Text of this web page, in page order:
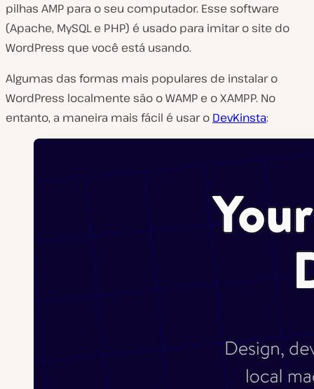
pilhas AMP para o seu computador. Esse software
(Apache, MySQL e PHP) é usado para imitar o site do
WordPress que você está usando.
Algumas das formas mais populares de instalar o
WordPress localmente são o WAMP e o XAMPP. No
entanto, a maneira mais fácil é usar o DevKinsta: